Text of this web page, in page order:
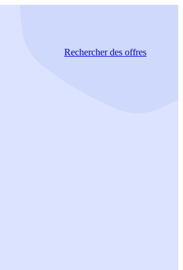
Rechercherdes offres